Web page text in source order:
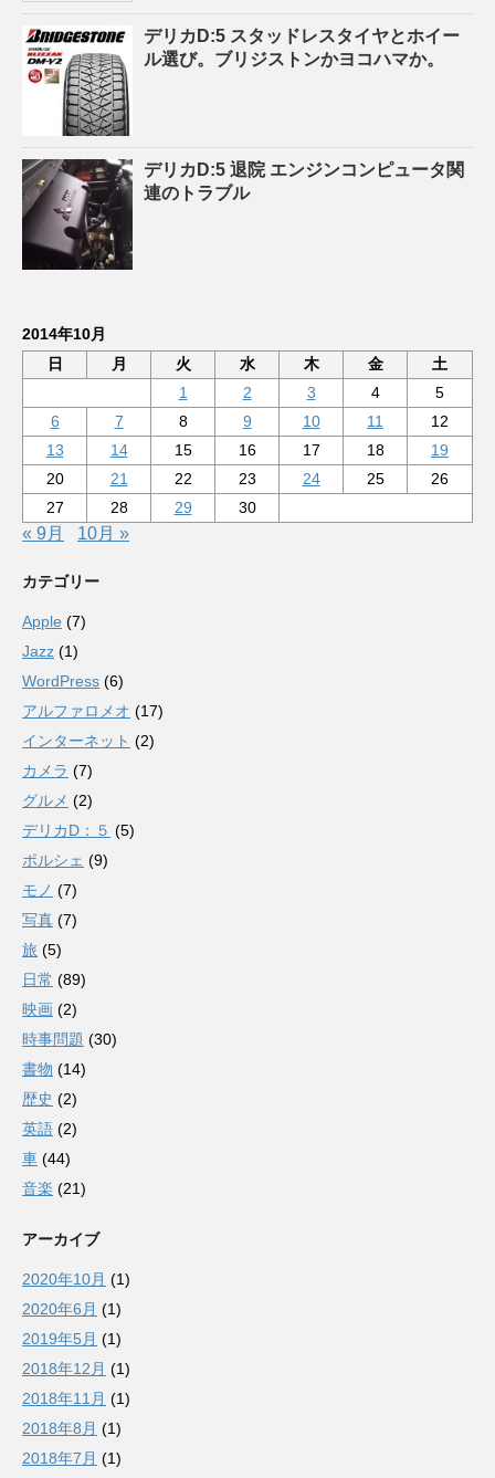
デリカD:5 スタッドレスタイヤとホイー
ル選び。ブリジストンかヨコハマか。
デリカD:5 退院 エンジンコンピュータ関
連のトラブル
2014年10月
日
月 火 水 木 金
土
1
2 3 4
5
6
7 8 9 10 11
12
13
14 15 16 17 18
19
20
21 22 23 24 25
26
27
28 29 30
« 9月 10月 »
カテゴリー
Apple (7)
Jazz (1)
WordPress (6)
アルファロメオ (17)
インターネット (2)
カメラ (7)
グルメ (2)
デリカD：５ (5)
ポルシェ (9)
モノ (7)
写真 (7)
旅 (5)
日常 (89)
映画 (2)
時事問題 (30)
書物 (14)
歴史 (2)
英語 (2)
車 (44)
音楽 (21)
アーカイブ
2020年10月 (1)
2020年6月 (1)
2019年5月 (1)
2018年12月 (1)
2018年11月 (1)
2018年8月 (1)
2018年7月 (1)